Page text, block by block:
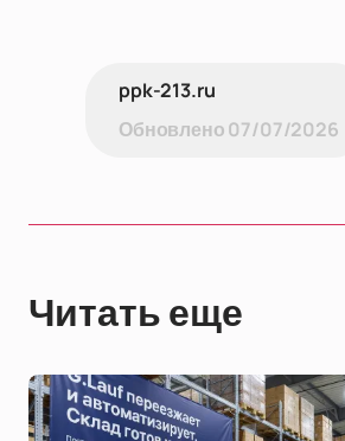
ppk-213.ru
Обновлено07/07/2026
Читать еще